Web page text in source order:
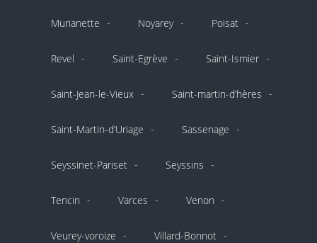
Murianette Noyarey Poisat
Revel Saint-Egrève Saint-Ismier
Saint-Jean-le-Vieux Saint-martin-d’hères
Saint-Martin-d’Uriage Sassenage
Seyssinet-Pariset Seyssins
Tencin Varces Venon
Veurey-voroize Villard-Bonnot